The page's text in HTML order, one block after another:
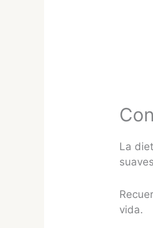
La
vida.